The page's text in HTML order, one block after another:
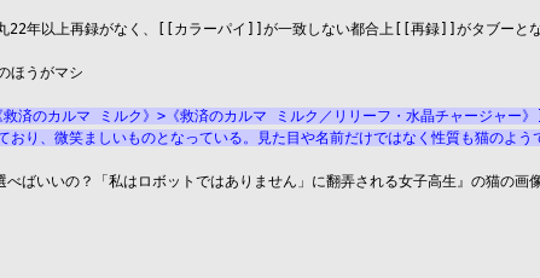
年以上再録がなく、[[カラーパイ]]が一致しない都合上[[再録]]がタブーと
ほうがマシ
のカルマ ミルク》>《救済のカルマ ミルク／リリーフ・水晶チャージャー
り、微笑ましいものとなっている。見た目や名前だけではなく性質も猫のよう
いいの？「私はロボットではありません」に翻弄される女子高生』の猫の画像